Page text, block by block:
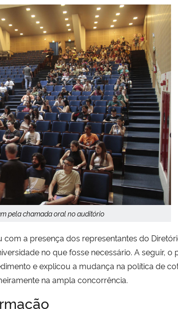
pela chamada oral no auditório
a presença dos representantes do
no que fosse necessário. A seguir,
e explicou a mudança na política de
na ampla concorrência.